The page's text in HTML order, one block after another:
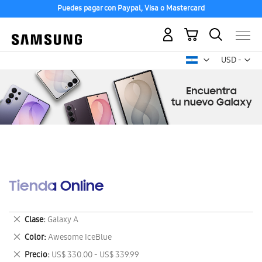
Puedes pagar con Paypal, Visa o Mastercard
USD -
dólar
Mi carrito
Tienda Online
Clase Galaxy A
Eliminar
este
artículo
Color Awesome IceBlue
Eliminar
este
Precio US$ 330.00 - US$ 339.99
Eliminar